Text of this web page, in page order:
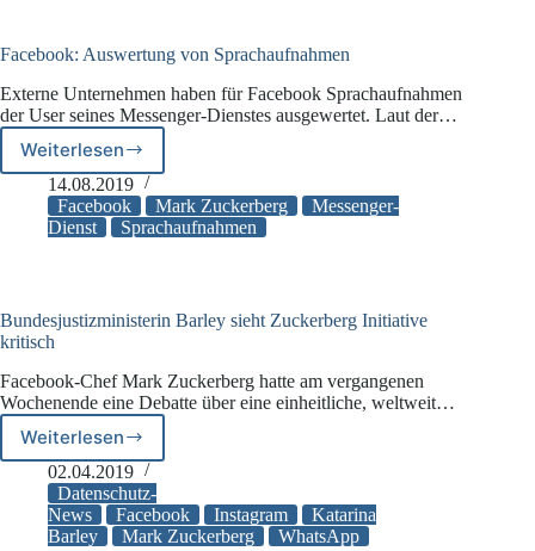
Facebook: Auswertung von Sprachaufnahmen
Externe Unternehmen haben für Facebook Sprachaufnahmen
der User seines Messenger-Dienstes ausgewertet. Laut der…
Weiterlesen
Facebook:
Auswertung
von
Sprachaufnahmen
14.08.2019
Facebook
Mark Zuckerberg
Messenger-
Dienst
Sprachaufnahmen
Bundesjustizministerin Barley sieht Zuckerberg Initiative
kritisch
Facebook-Chef Mark Zuckerberg hatte am vergangenen
Wochenende eine Debatte über eine einheitliche, weltweit…
WeiterlesenBundesjustizministerin
Barley
sieht
Zuckerberg
Initiative
02.04.2019
Datenschutz-
News
Facebook Instagram
Katarina
Barley
Mark Zuckerberg WhatsApp